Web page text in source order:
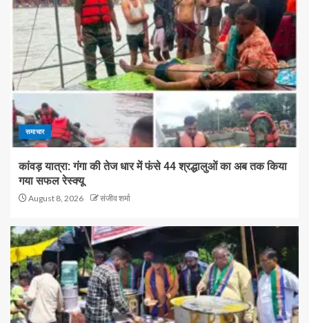
समाचार
कांवड़ यात्रा: गंगा की तेज धार में फंसे 44 श्रद्धालुओं का अब तक किया
गया सफल रेस्क्यू
August 8, 2026 संजीव शर्मा